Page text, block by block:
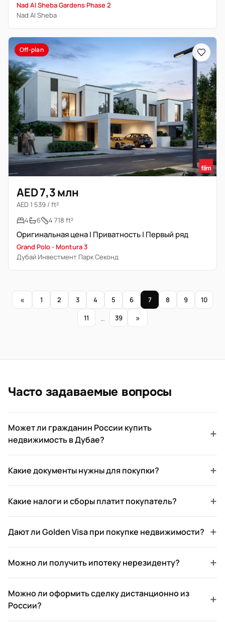
Nad Al Sheba Gardens Phase 2
Nad Al Sheba
Off-plan
AED 7,3 млн
AED 1 539 / ft²
4
6 4 718 ft²
Оригинальная цена | Приватность | Первый ряд
Grand Polo - Montura 3
Дубай Инвестмент Парк Секонд
« 1 2 3 4 5 6 7 8 9
10
11
… 39 »
Часто задаваемые вопросы
Может ли гражданин России купить
недвижимость в Дубае?
+
Какие документы нужны для покупки? +
Какие налоги и сборы платит покупатель? +
Дают ли Golden Visa при покупке недвижимости? +
Можно ли получить ипотеку нерезиденту? +
Можно ли оформить сделку дистанционно из
России?
+